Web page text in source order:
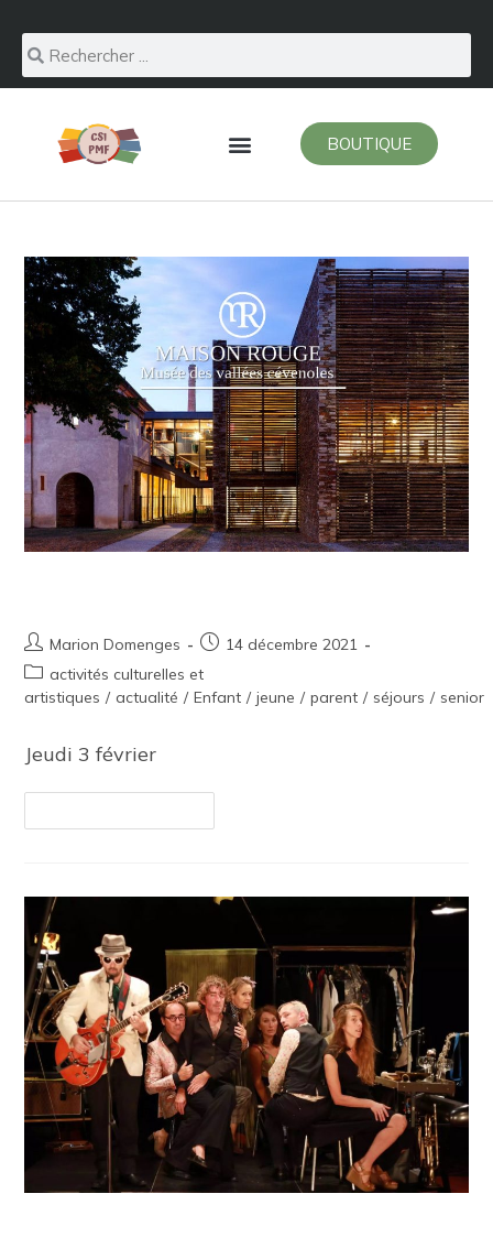
BOUTIQUE
Marion Domenges
14 décembre 2021
activités culturelles et
artistiques / actualité / Enfant / jeune / parent / séjours / senior
Jeudi 3 février